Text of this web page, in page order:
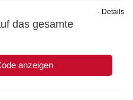
das gesamte
anzeigen
- Details